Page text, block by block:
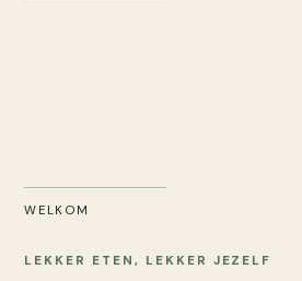
WELKOM
LEKKER ETEN, LEKKER JEZELF